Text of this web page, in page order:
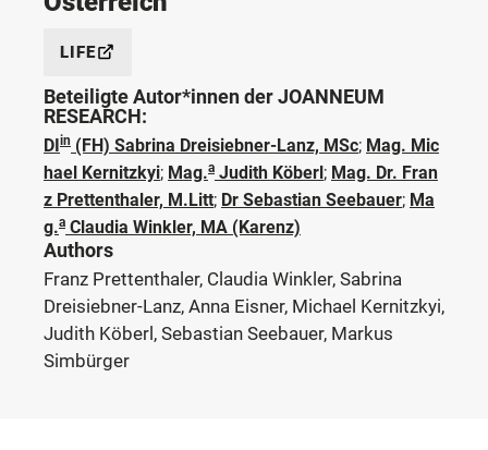
LIFE
Beteiligte Autor*innen der JOANNEUM
RESEARCH:
DIin (FH) Sabrina Dreisiebner-Lanz, MSc; Mag. Mic
hael Kernitzkyi; Mag.a Judith Köberl; Mag. Dr. Fran
z Prettenthaler, M.Litt; Dr Sebastian Seebauer; Ma
g.a Claudia Winkler, MA (Karenz)
Authors
Franz Prettenthaler, Claudia Winkler, Sabrina
Dreisiebner-Lanz, Anna Eisner, Michael Kernitzkyi,
Judith Köberl, Sebastian Seebauer, Markus
Simbürger